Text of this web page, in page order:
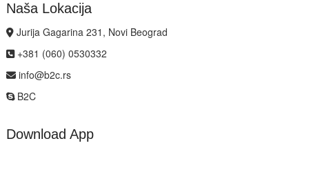
Naša Lokacija
Jurija Gagarina 231, Novi Beograd
+381 (060) 0530332
info@b2c.rs
B2C
Download App